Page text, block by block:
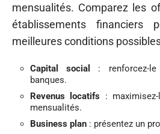
mensualités. Comparez les
établissements financiers
meilleures conditions
Capital social
: renforcez-
banques.
Revenus locatifs :
mensualités.
Business plan : présentez un